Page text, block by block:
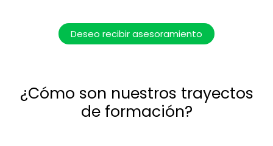
Deseo recibir asesoramiento
¿Cómo son nuestros trayectos
de formación?